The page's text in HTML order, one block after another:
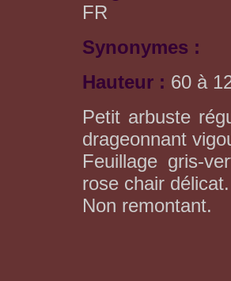
FR
Synonymes :
Hauteur : 60 à
Petit arbuste
drageonnant
Feuillage gris-
rose chair
Non remontant.